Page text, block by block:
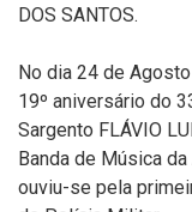
DOS SANTOS.
No dia 24 de
19º aniversário do
Sargento FLÁVIO
Banda de Música
ouviu-se pela